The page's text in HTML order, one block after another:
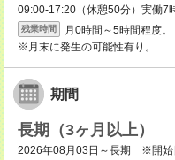
09:00-17:20（休憩50分）実働7
残業時間
月0時間～5時間程度。
※月末に発生の可能性有り。
期間
長期（3ヶ月以上）
2026年08月03日～長期 ※開